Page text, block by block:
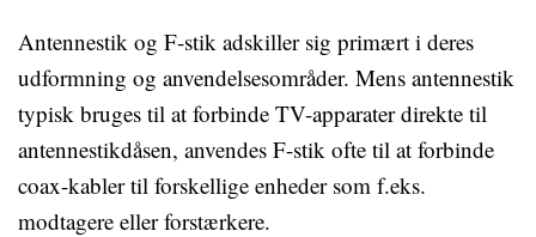
Antennestik og F-stik adskiller sig primært i deres
udformning og anvendelsesområder. Mens antennestik
typisk bruges til at forbinde TV-apparater direkte til
antennestikdåsen, anvendes F-stik ofte til at forbinde
coax-kabler til forskellige enheder som f.eks.
modtagere eller forstærkere.